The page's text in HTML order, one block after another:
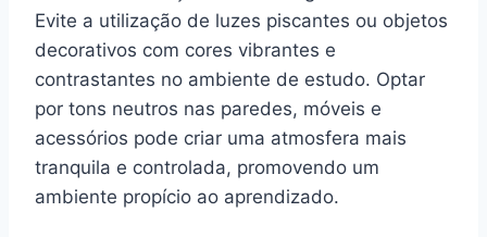
Evite a utilização de luzes piscantes ou objetos
decorativos com cores vibrantes e
contrastantes no ambiente de estudo. Optar
por tons neutros nas paredes, móveis e
acessórios pode criar uma atmosfera mais
tranquila e controlada, promovendo um
ambiente propício ao aprendizado.